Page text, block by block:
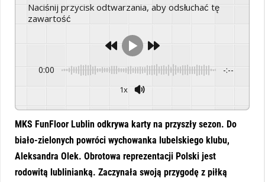
Naciśnij przycisk odtwarzania, aby odsłuchać tę
zawartość
0:00 -:--
1x
MKS FunFloor Lublin odkrywa karty na przyszły sezon. Do
biało-zielonych powróci wychowanka lubelskiego klubu,
Aleksandra Olek. Obrotowa reprezentacji Polski jest
rodowitą lublinianką. Zaczynała swoją przygodę z piłką